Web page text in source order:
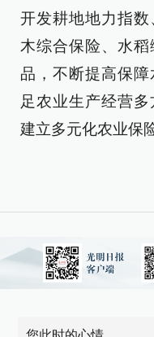
开发耕地地力指
木综合保险、水
品，不断提高保
足农业生产经营多
建立多元化农业保